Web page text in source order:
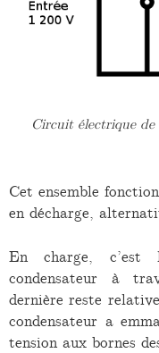
Circuit électrique
Cet ensemble
en décharge,
En charge, c’est
condensateur à
dernière reste
condensateur a
tension aux bornes